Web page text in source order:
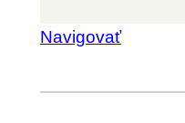
Navigovať